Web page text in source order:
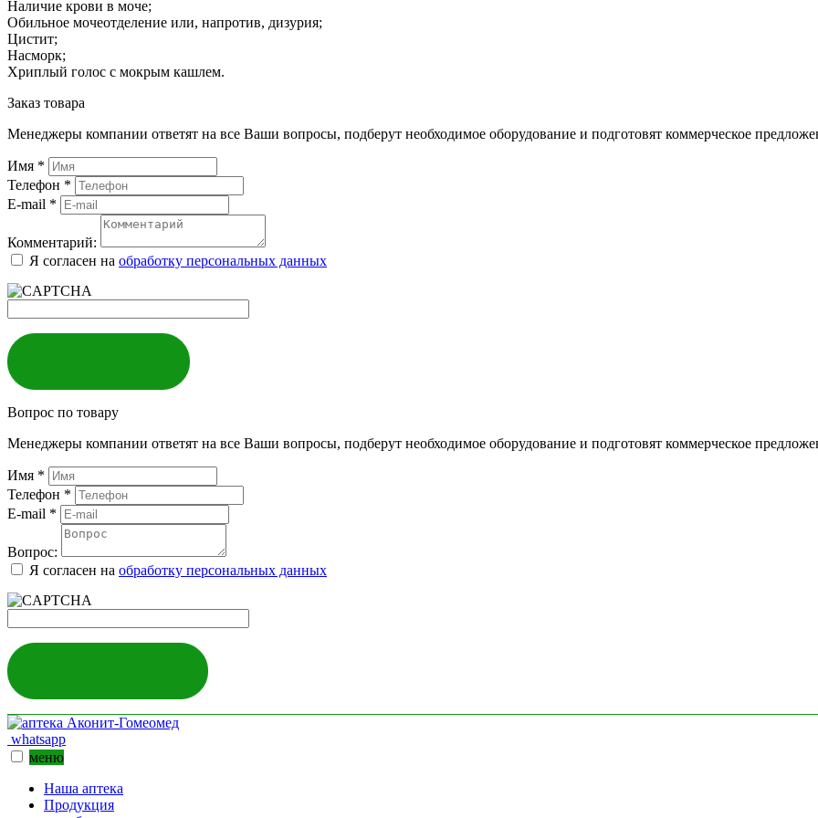
Наличие крови в моче;
Обильное мочеотделение или, напротив, дизурия;
Цистит;
Насморк;
Хриплый голос с мокрым кашлем.
Заказ товара
Менеджеры компании ответят на все Ваши вопросы, подберут необходимое оборудование и подготовят коммерческое
Имя *
Телефон *
E-mail *
Комментарий:
Я согласен на обработку персональных данных
Вопрос по товару
Менеджеры компании ответят на все Ваши вопросы, подберут необходимое оборудование и подготовят коммерческое
Имя *
Телефон *
E-mail *
Вопрос:
Я согласен на обработку персональных данных
whatsapp
меню
Наша аптека
Продукция